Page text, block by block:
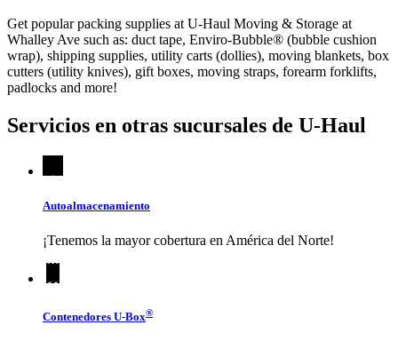
Get popular packing supplies at U-Haul Moving & Storage at
Whalley Ave such as: duct tape, Enviro-Bubble® (bubble cushion
wrap), shipping supplies, utility carts (dollies), moving blankets, box
cutters (utility knives), gift boxes, moving straps, forearm forklifts,
padlocks and more!
Servicios en otras sucursales de U-Haul
Autoalmacenamiento
¡Tenemos la mayor cobertura en América del Norte!
Contenedores U-Box®